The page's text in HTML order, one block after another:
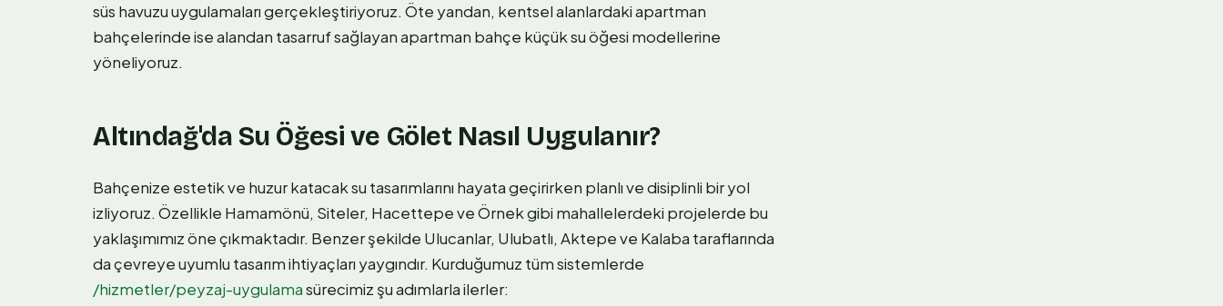
süs havuzu uygulamaları gerçekleştiriyoruz. Öte yandan, kentsel alanlardaki apartman
bahçelerinde ise alandan tasarruf sağlayan apartman bahçe küçük su öğesi modellerine
yöneliyoruz.
Altındağ'da Su Öğesi ve Gölet Nasıl Uygulanır?
Bahçenize estetik ve huzur katacak su tasarımlarını hayata geçirirken planlı ve disiplinli bir yol
izliyoruz. Özellikle Hamamönü, Siteler, Hacettepe ve Örnek gibi mahallelerdeki projelerde bu
yaklaşımımız öne çıkmaktadır. Benzer şekilde Ulucanlar, Ulubatlı, Aktepe ve Kalaba taraflarında
da çevreye uyumlu tasarım ihtiyaçları yaygındır. Kurduğumuz tüm sistemlerde
/hizmetler/peyzaj-uygulamasürecimiz şu adımlarla ilerler: